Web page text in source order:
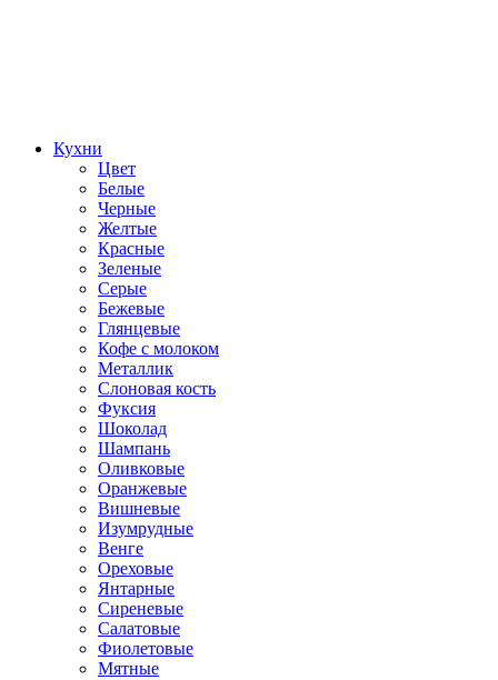
Кухни
Цвет
Белые
Черные
Желтые
Красные
Зеленые
Серые
Бежевые
Глянцевые
Кофе с молоком
Металлик
Слоновая кость
Фуксия
Шоколад
Шампань
Оливковые
Оранжевые
Вишневые
Изумрудные
Венге
Ореховые
Янтарные
Сиреневые
Салатовые
Фиолетовые
Мятные